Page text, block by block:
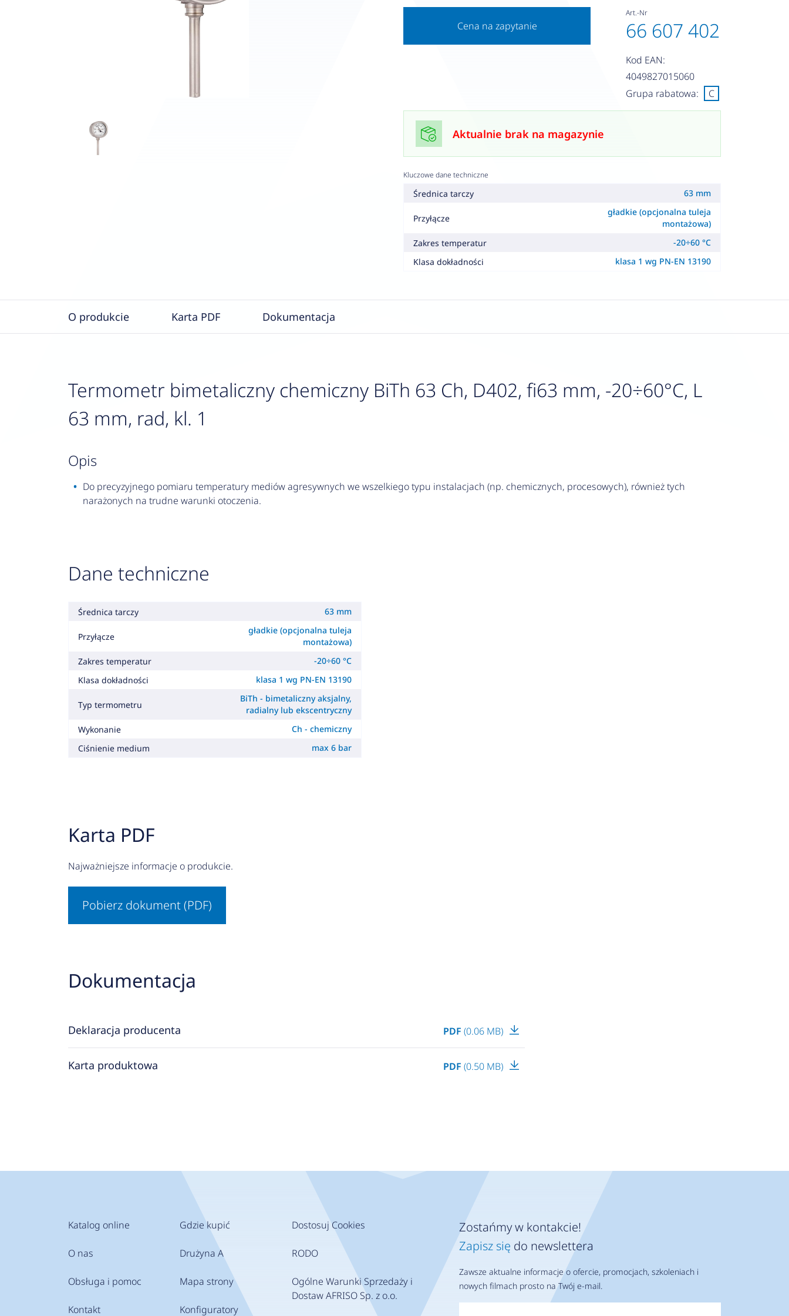
Cena na zapytanie
Art.-Nr
66 607 402
Kod EAN:
4049827015060
Grupa rabatowa:
C
Aktualnie brak na magazynie
Kluczowe dane techniczne
Średnica tarczy 63 mm
Przyłącze
gładkie (opcjonalna tuleja
montażowa)
Zakres temperatur
-20÷60 °C
Klasa dokładności
klasa 1 wg PN-EN 13190
O produkcie Karta PDF Dokumentacja
Termometr bimetaliczny chemiczny BiTh 63 Ch, D402, fi63 mm, -20÷60°C, L
63 mm, rad, kl. 1
opis
Do precyzyjnego pomiaru temperatury mediów agresywnych we wszelkiego typu instalacjach (np. chemicznych, procesowych), również tych
narażonych na trudne warunki otoczenia.
Dane techniczne
Średnica tarczy 63 mm
Przyłącze
gładkie (opcjonalna tuleja
montażowa)
Zakres temperatur
-20÷60 °C
Klasa dokładności
klasa 1 wg PN-EN 13190
Typ termometru
BiTh - bimetaliczny aksjalny,
radialny lub ekscentryczny
Wykonanie
Ch - chemiczny
Ciśnienie medium
max 6 bar
Karta PDF
Najważniejsze informacje o produkcie.
Pobierz dokument (PDF)
Dokumentacja
Deklaracja producenta PDF (0.06 MB)
Karta produktowa PDF (0.50 MB)
Katalog online
O nas
Obsługa i pomoc
Kontakt
Gdzie kupić
Drużyna A
Mapa strony
Konfiguratory
Dostosuj Cookies
RODO
Ogólne Warunki Sprzedaży i
Dostaw AFRISO Sp. z o.o.
Zostańmy w kontakcie!
Zapisz się do newslettera
Zawsze aktualne informacje o ofercie, promocjach, szkoleniach i
nowych filmach prosto na Twój e-mail.